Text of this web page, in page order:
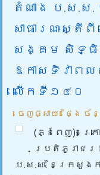
តំណាង ​ប.ស.ស
សាធារណៈស្តីពី
សង្គម សិទ្ធិ
ឱកាសទិវាព
លើកទី១៤០
ចេញផ្សាយ៖ ថ្ងៃ ច័
(ភ្នំពេញ)៖ ក្
ប្រតិភូរាជរ
ប.ស.ស. នៃក្រសួង